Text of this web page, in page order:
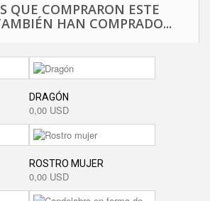
QUE COMPRARON ESTE
HAN COMPRADO...
DRAGÓN
0,00 USD
ROSTRO MUJER
0,00 USD